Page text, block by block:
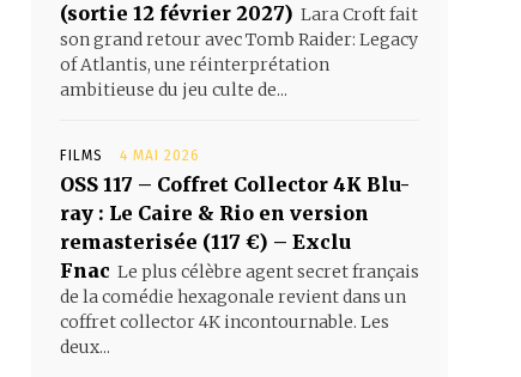
(sortie 12 février 2027) Lara Croft fait
son grand retour avec Tomb Raider: Legacy
of Atlantis, une réinterprétation
ambitieuse du jeu culte de...
FILMS 4 MAI 2026
OSS 117 – Coffret Collector 4K Blu-
ray : Le Caire & Rio en version
remasterisée (117 €) – Exclu
Fnac Le plus célèbre agent secret français
de la comédie hexagonale revient dans un
coffret collector 4K incontournable. Les
deux...